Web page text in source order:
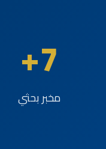
7+
مخبر بحثي